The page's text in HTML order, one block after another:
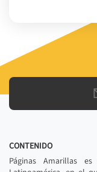
CONTENIDO
Páginas Amarillas